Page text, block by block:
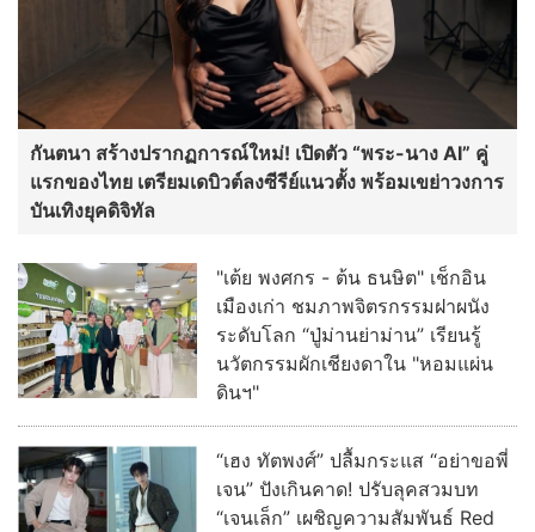
กันตนา สร้างปรากฏการณ์ใหม่! เปิดตัว “พระ-นาง AI” คู่
แรกของไทย เตรียมเดบิวต์ลงซีรีย์แนวตั้ง พร้อมเขย่าวงการ
บันเทิงยุคดิจิทัล
"เต้ย พงศกร - ต้น ธนษิต" เช็กอิน
เมืองเก่า ชมภาพจิตรกรรมฝาผนัง
ระดับโลก “ปู่ม่านย่าม่าน” เรียนรู้
นวัตกรรมผักเชียงดาใน "หอมแผ่น
ดินฯ"
“เฮง ทัตพงศ์” ปลื้มกระแส “อย่าขอพี่
เจน” ปังเกินคาด! ปรับลุคสวมบท
“เจนเล็ก” เผชิญความสัมพันธ์ Red